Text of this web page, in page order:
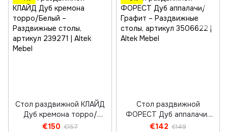
Стол раздвижной КЛАЙД
Дуб кремона торро/
Белый
€150 €157
Стол раздвижной
ФОРЕСТ Дуб аппалачи/
Графит
€142 €149